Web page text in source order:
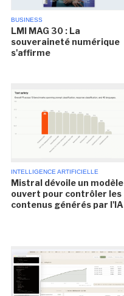
BUSINESS
LMI MAG 30 : La
souveraineté numérique
s'affirme
INTELLIGENCE ARTIFICIELLE
Mistral dévoile un modèle
ouvert pour contrôler les
contenus générés par l'IA